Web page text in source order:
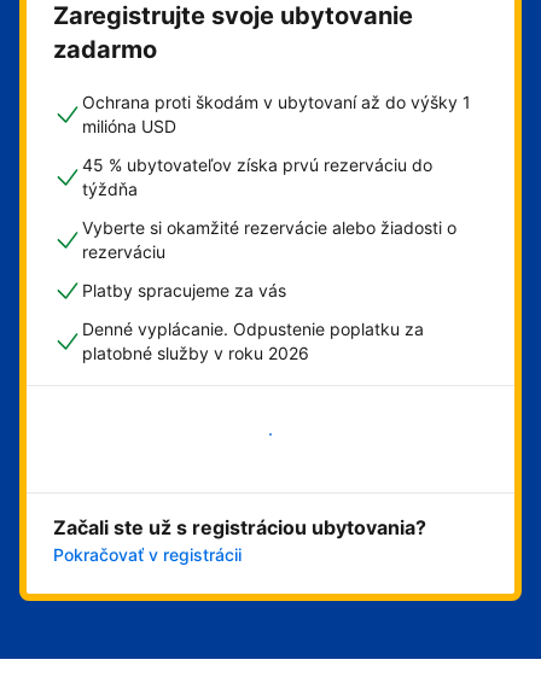
Zaregistrujte svoje ubytovanie
zadarmo
Ochrana proti škodám v ubytovaní až do výšky 1
milióna USD
45 % ubytovateľov získa prvú rezerváciu do
týždňa
Vyberte si okamžité rezervácie alebo žiadosti o
rezerváciu
Platby spracujeme za vás
Denné vyplácanie. Odpustenie poplatku za
platobné služby v roku 2026
Začali ste už s registráciou ubytovania?
Pokračovať v registrácii